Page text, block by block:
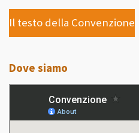
Il testo della Convenzione
Dove siamo